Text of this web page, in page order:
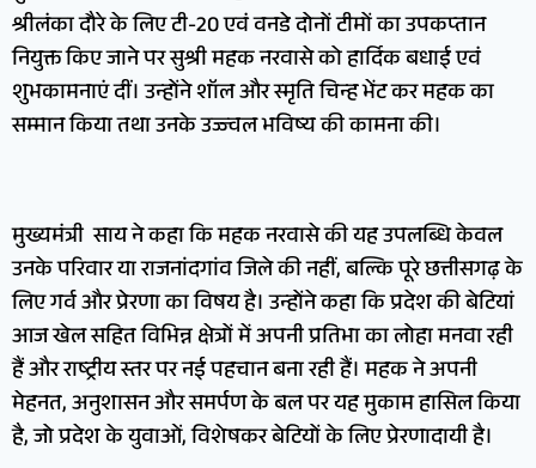
श्रीलंका दौरे के लिए टी-20 एवं वनडे दोनों टीमों का उपकप्तान
नियुक्त किए जाने पर सुश्री महक नरवासे को हार्दिक बधाई एवं
शुभकामनाएं दीं। उन्होंने शॉल और स्मृति चिन्ह भेंट कर महक का
सम्मान किया तथा उनके उज्ज्वल भविष्य की कामना की।
मुख्यमंत्री साय ने कहा कि महक नरवासे की यह उपलब्धि केवल
उनके परिवार या राजनांदगांव जिले की नहीं, बल्कि पूरे छत्तीसगढ़ के
लिए गर्व और प्रेरणा का विषय है। उन्होंने कहा कि प्रदेश की बेटियां
आज खेल सहित विभिन्न क्षेत्रों में अपनी प्रतिभा का लोहा मनवा रही
हैं और राष्ट्रीय स्तर पर नई पहचान बना रही हैं। महक ने अपनी
मेहनत, अनुशासन और समर्पण के बल पर यह मुकाम हासिल किया
है, जो प्रदेश के युवाओं, विशेषकर बेटियों के लिए प्रेरणादायी है।